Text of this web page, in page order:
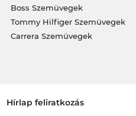
Boss Szemüvegek
Tommy Hilfiger Szemüvegek
Carrera Szemüvegek
Hírlap feliratkozás